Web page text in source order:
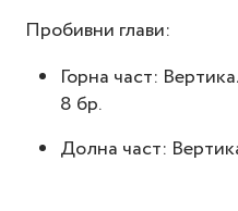
Пробивни глави:
Горна част:
8 бр.
Долна част: